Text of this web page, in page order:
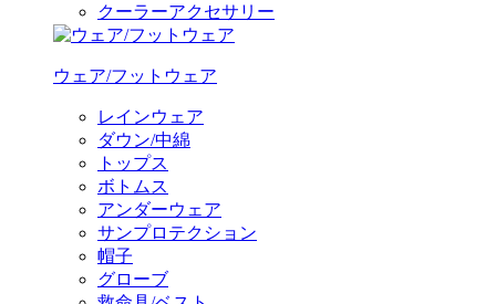
クーラーアクセサリー
ウェア/フットウェア
レインウェア
ダウン/中綿
トップス
ボトムス
アンダーウェア
サンプロテクション
帽子
グローブ